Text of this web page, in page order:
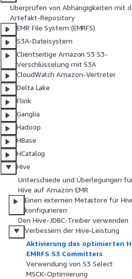
Überprüfen von Abhängigkeiten mit
Artefakt-Repository
EMR File System (EMRFS)
S3A-Dateisystem
Clientseitige Amazon S3 S3-
Verschlüsselung mit S3A
CloudWatch Amazon-Vertreter
Delta Lake
Flink
Ganglia
Hadoop
HBase
HCatalog
Hive
Unterschiede und Überlegungen
Hive auf Amazon EMR
Einen externen Metastore für
konfigurieren
Den Hive-JDBC-Treiber verwenden
Verbessern der Hive-Leistung
Aktivierung des optimierten
EMRFS S3 Committers
Verwendung von S3 Select
MSCK-Optimierung